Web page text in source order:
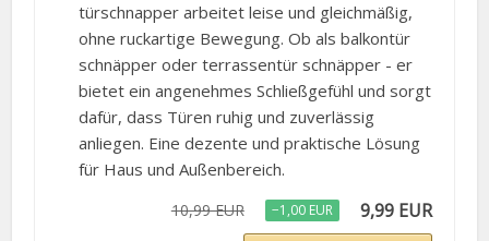
türschnapper arbeitet leise und gleichmäßig,
ohne ruckartige Bewegung. Ob als balkontür
schnäpper oder terrassentür schnäpper - er
bietet ein angenehmes Schließgefühl und sorgt
dafür, dass Türen ruhig und zuverlässig
anliegen. Eine dezente und praktische Lösung
für Haus und Außenbereich.
10,99 EUR −1,00 EUR 9,99 EUR